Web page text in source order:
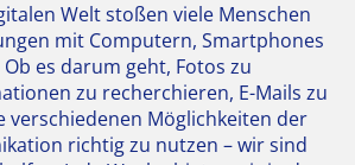
Welt stoßen viele Menschen
mit Computern, Smartphones
es darum geht, Fotos zu
zu recherchieren, E-Mails zu
verschiedenen Möglichkeiten der
richtig zu nutzen – wir sind